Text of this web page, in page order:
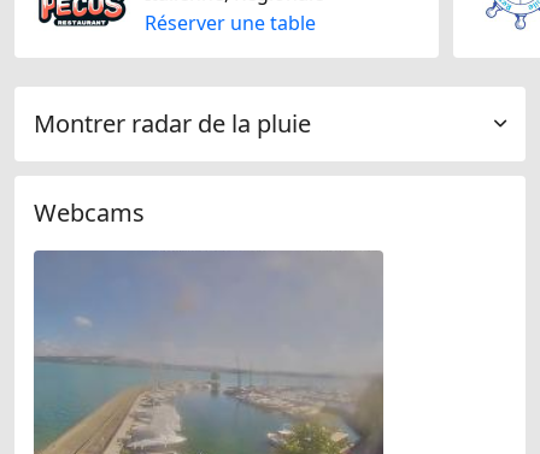
Réserver une table
Montrer radar de la pluie
Webcams